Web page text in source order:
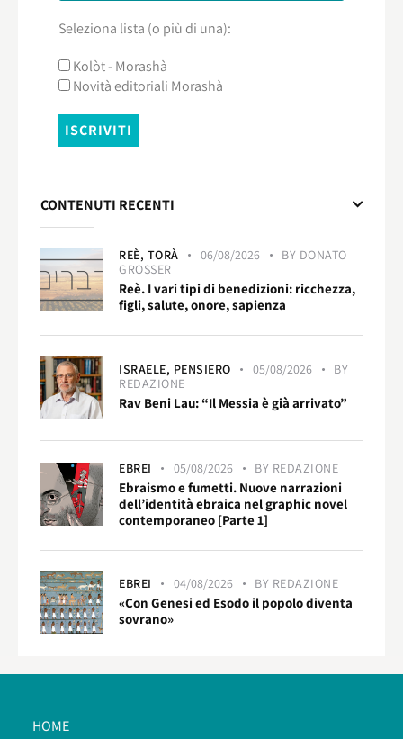
Seleziona lista (o più di una):
Kolòt - Morashà
Novità editoriali Morashà
CONTENUTI RECENTI
REÈ, TORÀ 06/08/2026 BY DONATO
GROSSER
Reè. I vari tipi di benedizioni: ricchezza,
figli, salute, onore, sapienza
ISRAELE, PENSIERO 05/08/2026
BY
REDAZIONE
Rav Beni Lau: “Il Messia è già arrivato”
EBREI 05/08/2026 BY REDAZIONE
Ebraismo e fumetti. Nuove narrazioni
dell’identità ebraica nel graphic novel
contemporaneo [Parte 1]
EBREI 04/08/2026 BY REDAZIONE
«Con Genesi ed Esodo il popolo diventa
sovrano»
HOME